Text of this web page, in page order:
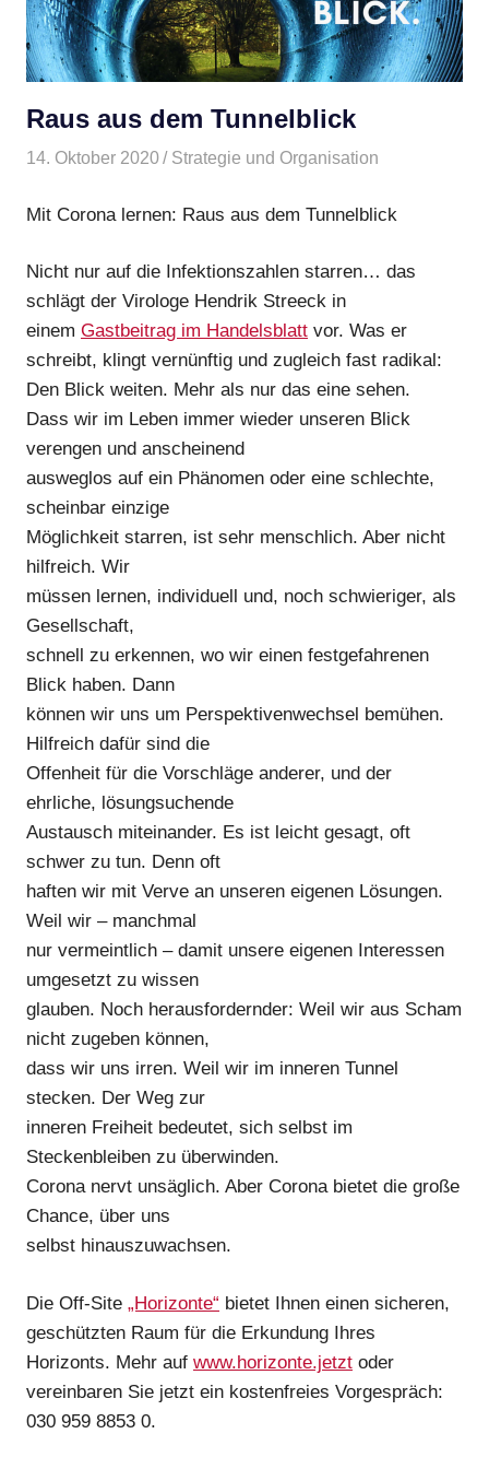
Raus aus dem Tunnelblick
14. Oktober 2020 site_admin
Strategie und Organisation
Mit Corona lernen: Raus aus dem Tunnelblick
Nicht nur auf die Infektionszahlen starren… das
schlägt der Virologe Hendrik Streeck in
einem Gastbeitrag im Handelsblatt vor. Was er
schreibt, klingt vernünftig und zugleich fast radikal:
Den Blick weiten. Mehr als nur das eine sehen.
Dass wir im Leben immer wieder unseren Blick
verengen und anscheinend
ausweglos auf ein Phänomen oder eine schlechte,
scheinbar einzige
Möglichkeit starren, ist sehr menschlich. Aber nicht
hilfreich. Wir
müssen lernen, individuell und, noch schwieriger, als
Gesellschaft,
schnell zu erkennen, wo wir einen festgefahrenen
Blick haben. Dann
können wir uns um Perspektivenwechsel bemühen.
Hilfreich dafür sind die
Offenheit für die Vorschläge anderer, und der
ehrliche, lösungsuchende
Austausch miteinander. Es ist leicht gesagt, oft
schwer zu tun. Denn oft
haften wir mit Verve an unseren eigenen Lösungen.
Weil wir – manchmal
nur vermeintlich – damit unsere eigenen Interessen
umgesetzt zu wissen
glauben. Noch herausfordernder: Weil wir aus Scham
nicht zugeben können,
dass wir uns irren. Weil wir im inneren Tunnel
stecken. Der Weg zur
inneren Freiheit bedeutet, sich selbst im
Steckenbleiben zu überwinden.
Corona nervt unsäglich. Aber Corona bietet die große
Chance, über uns
selbst hinauszuwachsen.
Die Off-Site „Horizonte“ bietet Ihnen einen sicheren,
geschützten Raum für die Erkundung Ihres
Horizonts. Mehr auf www.horizonte.jetzt oder
vereinbaren Sie jetzt ein kostenfreies Vorgespräch:
030 959 8853 0.